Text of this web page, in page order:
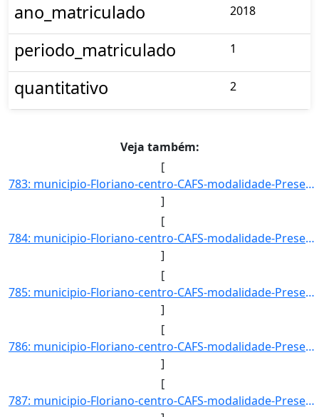
ano_matriculado 2018
periodo_matriculado 1
quantitativo 2
Veja também:
[
783: municipio-Floriano-centro-CAFS-modalidade-Presencial-convenio--selecao-SISU_COTA-cota-AA-3-sexo-M-uf]
]
[
784: municipio-Floriano-centro-CAFS-modalidade-Presencial-convenio--selecao-SISU_COTA-cota-AA-4-sexo-F-uf]
]
[
785: municipio-Floriano-centro-CAFS-modalidade-Presencial-convenio--selecao-SISU_COTA-cota-AA-4-sexo-M-uf]
]
[
786: municipio-Floriano-centro-CAFS-modalidade-Presencial-convenio--selecao-SISU-cota-AC-sexo-F-uf-PI-ano]
]
[
787: municipio-Floriano-centro-CAFS-modalidade-Presencial-convenio--selecao-SISU-cota-AC-sexo-M-uf-PI-ano]